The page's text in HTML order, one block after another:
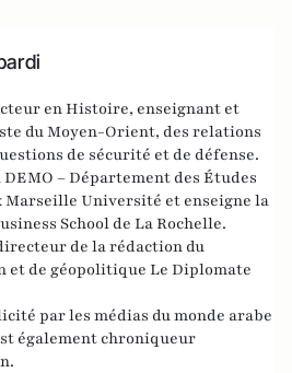
en Histoire, enseignant et
du Moyen-Orient, des relations
de sécurité et de défense.
– Département des Études
Marseille Université et enseigne la
School de La Rochelle.
de la rédaction du
et de géopolitique Le Diplomate
par les médias du monde arabe
également chroniqueur
.